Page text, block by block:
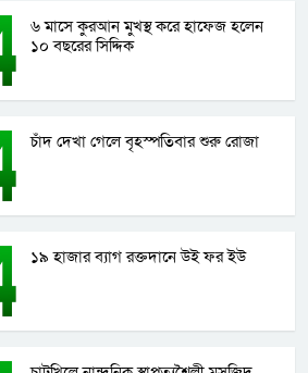
৬ মাসে কুরআন মুখস্থ করে হাফেজ হলেন
১০ বছরের সিদ্দিক
চাঁদ দেখা গেলে বৃহস্পতিবার শুরু রোজা
১৯ হাজার ব্যাগ রক্তদানে উই ফর ইউ